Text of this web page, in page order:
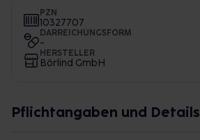
PZN
10327707
DARREICHUNGSFORM
-
HERSTELLER
Börlind GmbH
Pflichtangaben und Details